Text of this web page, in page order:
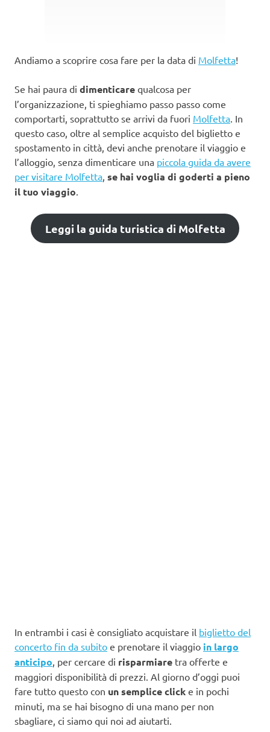
Andiamo a scoprire cosa fare per la data di Molfetta!
Se hai paura di dimenticare qualcosa per
l’organizzazione, ti spieghiamo passo passo come
comportarti, soprattutto se arrivi da fuori Molfetta . In
questo caso, oltre al semplice acquisto del biglietto e
spostamento in città, devi anche prenotare il viaggio e
l’alloggio, senza dimenticare una piccola guida da avere
per visitare Molfetta se hai voglia di goderti a pieno
il tuo viaggio
Leggi la guida turistica di Molfetta
In entrambi i casi è consigliato acquistare il biglietto del
concerto fin da subito e prenotare il viaggio in largo
anticipo, per cercare di risparmiare tra offerte e
maggiori disponibilità di prezzi. Al giorno d’oggi puoi
fare tutto questo con un semplice click e in pochi
minuti, ma se hai bisogno di una mano per non
sbagliare, ci siamo qui noi ad aiutarti.